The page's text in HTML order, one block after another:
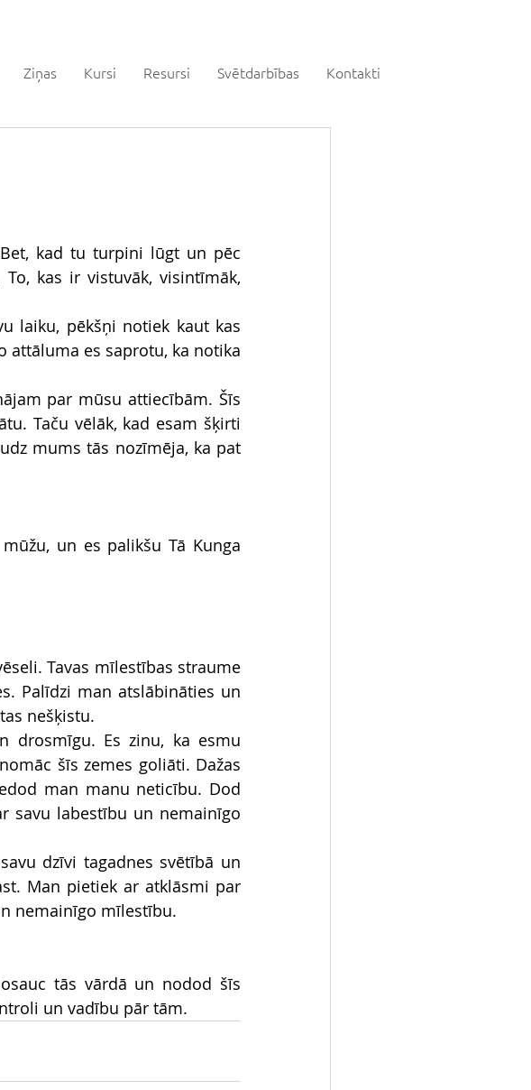
Ziņas Kursi Resursi Svētdarbības Kontakti
kad tu turpini lūgt un pēc
kas ir vistuvāk, visintīmāk,
laiku, pēkšņi notiek kaut kas
attāluma es saprotu, ka notika
par mūsu attiecībām. Šīs
Taču vēlāk, kad esam šķirti
mums tās nozīmēja, ka pat
un es palikšu Tā Kunga
Tavas mīlestības straume
Palīdzi man atslābināties un
nešķistu.
drosmīgu. Es zinu, ka esmu
šīs zemes goliāti. Dažas
man manu neticību. Dod
savu labestību un nemainīgo
dzīvi tagadnes svētībā un
Man pietiek ar atklāsmi par
nemainīgo mīlestību.
tās vārdā un nodod šīs
un vadību pār tām.